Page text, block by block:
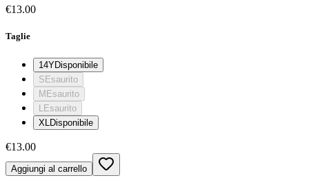
€13.00
Taglie
14YDisponibile
SEsaurito
MEsaurito
L Esaurito
XL Disponibile
€13.00
Aggiungi al carrello